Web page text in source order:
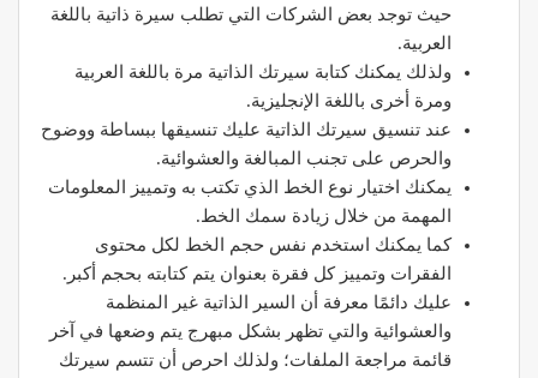
حيث توجد بعض الشركات التي تطلب سيرة ذاتية باللغة
العربية.
ولذلك يمكنك كتابة سيرتك الذاتية مرة باللغة العربية
ومرة أخرى باللغة الإنجليزية.
عند تنسيق سيرتك الذاتية عليك تنسيقها ببساطة ووضوح
والحرص على تجنب المبالغة والعشوائية.
يمكنك اختيار نوع الخط الذي تكتب به وتمييز المعلومات
المهمة من خلال زيادة سمك الخط.
كما يمكنك استخدم نفس حجم الخط لكل محتوى
الفقرات وتمييز كل فقرة بعنوان يتم كتابته بحجم أكبر.
عليك دائمًا معرفة أن السير الذاتية غير المنظمة
والعشوائية والتي تظهر بشكل مبهرج يتم وضعها في آخر
قائمة مراجعة الملفات؛ ولذلك احرص أن تتسم سيرتك